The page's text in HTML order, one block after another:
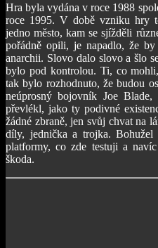
Hra byla vydána v roce 1988
roce 1995. V době vzniku hry
jedno město, kam se sjížděli
pořádně opili, je napadlo, že
anarchii. Slovo dalo slovo a šlo
bylo pod kontrolou. Ti, co
tak bylo rozhodnuto, že budou
neúprosný bojovník Joe
převlékl, jako ty podivné
žádné zbraně, jen svůj chvat na
díly, jednička a trojka.
platformy, co zde testuji a
škoda.